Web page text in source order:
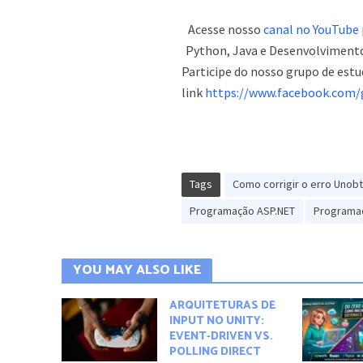
Acesse nossocanal no YouTube
Python, Java e
Participe do nosso grupo de
link https://
Tags
Como corrigir o erro
Programação ASP.NET
YOU MAY ALSO LIKE
ARQUITETURAS DE
INPUT NO UNITY:
EVENT-DRIVEN VS.
POLLING DIRECT